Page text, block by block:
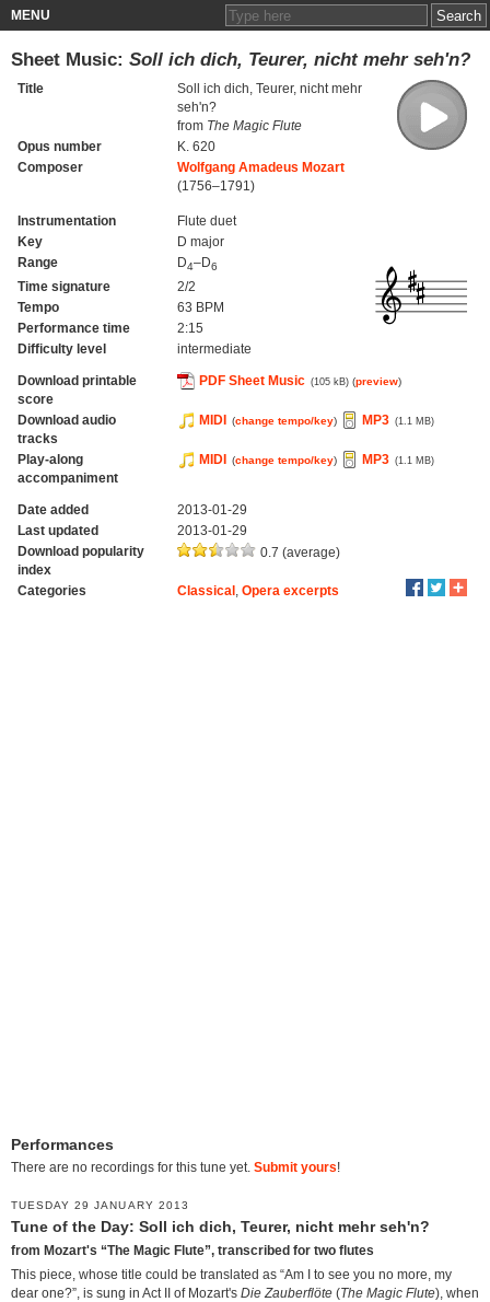
MENU
Sheet Music: Soll ich dich, Teurer, nicht mehr seh'n?
Title
Soll ich dich, Teurer, nicht mehr
seh'n?
from The Magic Flute
Opus number
K. 620
Composer
Wolfgang Amadeus Mozart
(1756–1791)
Instrumentation
Flute duet
Key
D major
Range
D4–D6
Time signature
2/2
Tempo
63 BPM
Performance time
2:15
Difficulty level
intermediate
Download printable
score
PDF Sheet Music (105 kB) (preview)
Download audio
tracks
MIDI (change tempo/key) MP3 (1.1 MB)
Play-along
accompaniment
MIDI (change tempo/key) MP3 (1.1 MB)
Date added
2013-01-29
Last updated
2013-01-29
Download popularity
index
0.7 (average)
Categories Classical Opera excerpts
Performances
There are no recordings for this tune yet. Submit yours!
TUESDAY 29 JANUARY 2013
Tune of the Day: Soll ich dich, Teurer, nicht mehr seh'n?
from Mozart's “The Magic Flute”, transcribed for two flutes
This piece, whose title could be translated as “Am I to see you no more, my
dear one?”, is sung in Act II of Mozart's Die Zauberflöte ( The Magic Flute), when